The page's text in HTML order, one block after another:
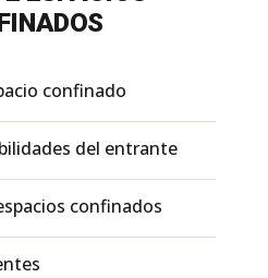
confinado
del entrante
confinados